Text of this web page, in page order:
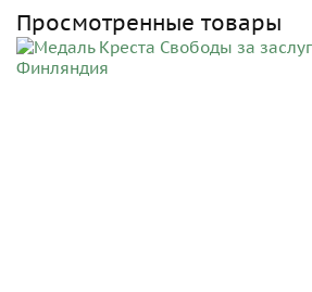
Просмотренные товары